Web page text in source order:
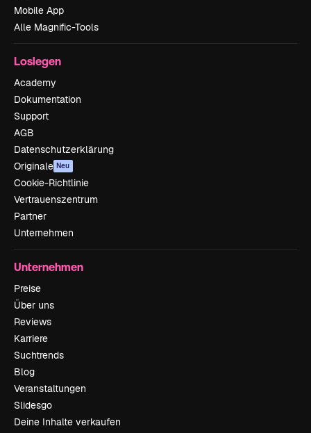
Mobile App
Alle Magnific-Tools
Loslegen
Academy
Dokumentation
Support
AGB
Datenschutzerklärung
Originale Neu
Cookie-Richtlinie
Vertrauenszentrum
Partner
Unternehmen
Unternehmen
Preise
Über uns
Reviews
Karriere
Suchtrends
Blog
Veranstaltungen
Slidesgo
Deine Inhalte verkaufen